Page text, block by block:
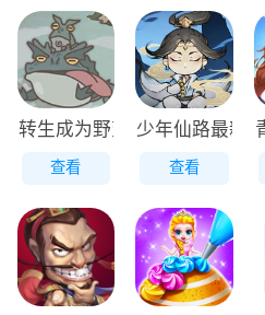
转生成为野蛮人正版
查看
少年仙路最新
查看